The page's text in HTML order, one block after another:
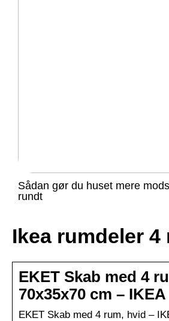
Sådan gør du huset mere
rundt
Ikea rumdeler 4
EKET Skab med 4
70x35x70 cm – IKEA
EKET Skab med 4 rum, hvid –